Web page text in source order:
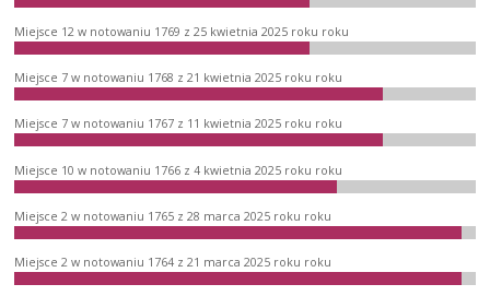
Miejsce 12 w notowaniu 1769 z 25 kwietnia 2025 roku roku
Miejsce 7 w notowaniu 1768 z 21 kwietnia 2025 roku roku
Miejsce 7 w notowaniu 1767 z 11 kwietnia 2025 roku roku
Miejsce 10 w notowaniu 1766 z 4 kwietnia 2025 roku roku
Miejsce 2 w notowaniu 1765 z 28 marca 2025 roku roku
Miejsce 2 w notowaniu 1764 z 21 marca 2025 roku roku